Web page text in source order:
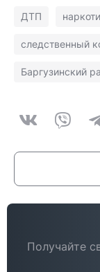
ДТП
следственный
Баргузинский
Получайте